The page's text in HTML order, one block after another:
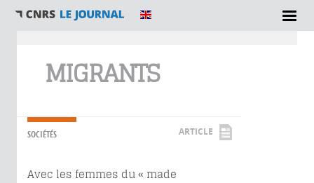
MIGRANTS
SOCIÉTÉS ARTICLE
Avec les femmes du « made